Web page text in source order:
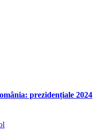
prezidențiale 2024